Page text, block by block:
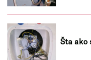
Šta ako